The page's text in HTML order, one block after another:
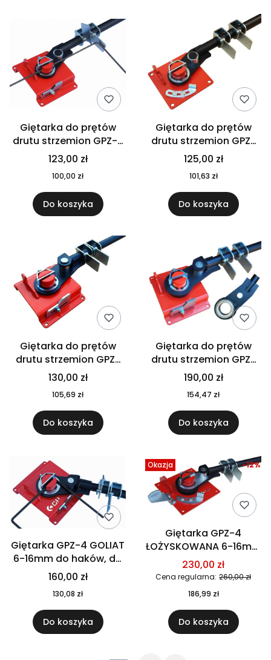
Giętarka do prętów
drutu strzemion GPZ-2
6-14mm + GRATIS
123,00 zł
100,00 zł
Do koszyka
Giętarka do prętów
drutu strzemion GPZ-
2B 6-14mm + GRATIS
125,00 zł
101,63 zł
Do koszyka
Giętarka do prętów
drutu strzemion GPZ-
2C 6-14mm + GRATIS
130,00 zł
105,69 zł
Do koszyka
Giętarka do prętów
drutu strzemion GPZ-
2CŁ 6-14mm
Łożyskowana + GRATIS
190,00 zł
154,47 zł
Do koszyka
Giętarka GPZ-4 GOLIAT
6-16mm do haków, do
prętów, do strzemion +
GRATIS
160,00 zł
130,08 zł
Do koszyka
Okazja
Giętarka GPZ-4
ŁOŻYSKOWANA 6-16mm
do haków, do prętów,
do strzemion z
230,00 zł
Cena regularna: 260,00 zł
-12%
186,99 zł
Do koszyka